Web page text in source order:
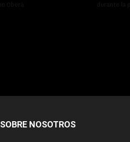
SOBRE NOSOTROS